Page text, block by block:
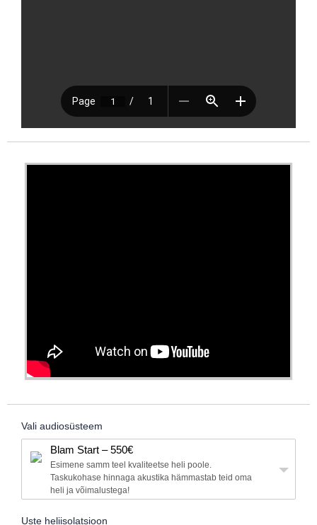
Vali audiosüsteem
Blam Start – 550€
Esimene samm teel kvaliteetse heli poole.
Taskukohase hinnaga akustika hämmastab teid oma
heli ja võimalustega!
Uste heliisolatsioon